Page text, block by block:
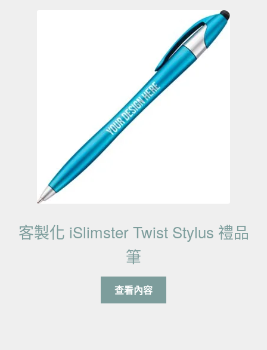
客製化 iSlimster Twist Stylus 禮品
筆
查看內容